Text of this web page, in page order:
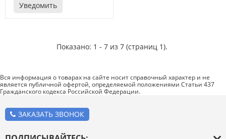
Уведомить
Показано: 1 - 7 из 7 (страниц 1).
Вся информация о товарах на сайте носит справочный характер и не
является публичной офертой, определяемой положениями Статьи 437
Гражданского кодекса Российской Федерации.
ЗАКАЗАТЬ ЗВОНОК